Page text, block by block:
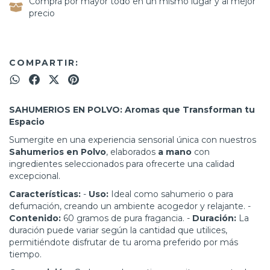
precio
COMPARTIR:
SAHUMERIOS EN POLVO: Aromas que Transforman tu
Espacio
Sumergite en una experiencia sensorial única con nuestros
Sahumerios en Polvo, elaborados a mano con
ingredientes seleccionados para ofrecerte una calidad
excepcional.
Características: - Uso: Ideal como sahumerio o para
defumación, creando un ambiente acogedor y relajante. -
Contenido: 60 gramos de pura fragancia. - Duración: La
duración puede variar según la cantidad que utilices,
permitiéndote disfrutar de tu aroma preferido por más
tiempo.